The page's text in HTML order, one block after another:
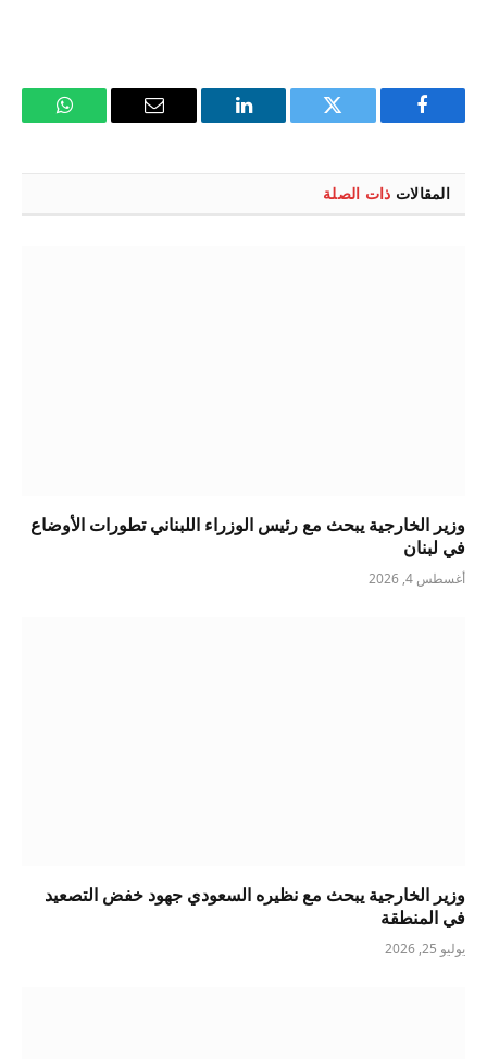
فيسبوك تويتر لينكدإن
البريد
واتساب
المقالات ذات الصلة
وزير الخارجية يبحث مع رئيس الوزراء اللبناني تطورات الأوضاع
في لبنان
أغسطس 4, 2026
وزير الخارجية يبحث مع نظيره السعودي جهود خفض التصعيد
في المنطقة
يوليو 25, 2026